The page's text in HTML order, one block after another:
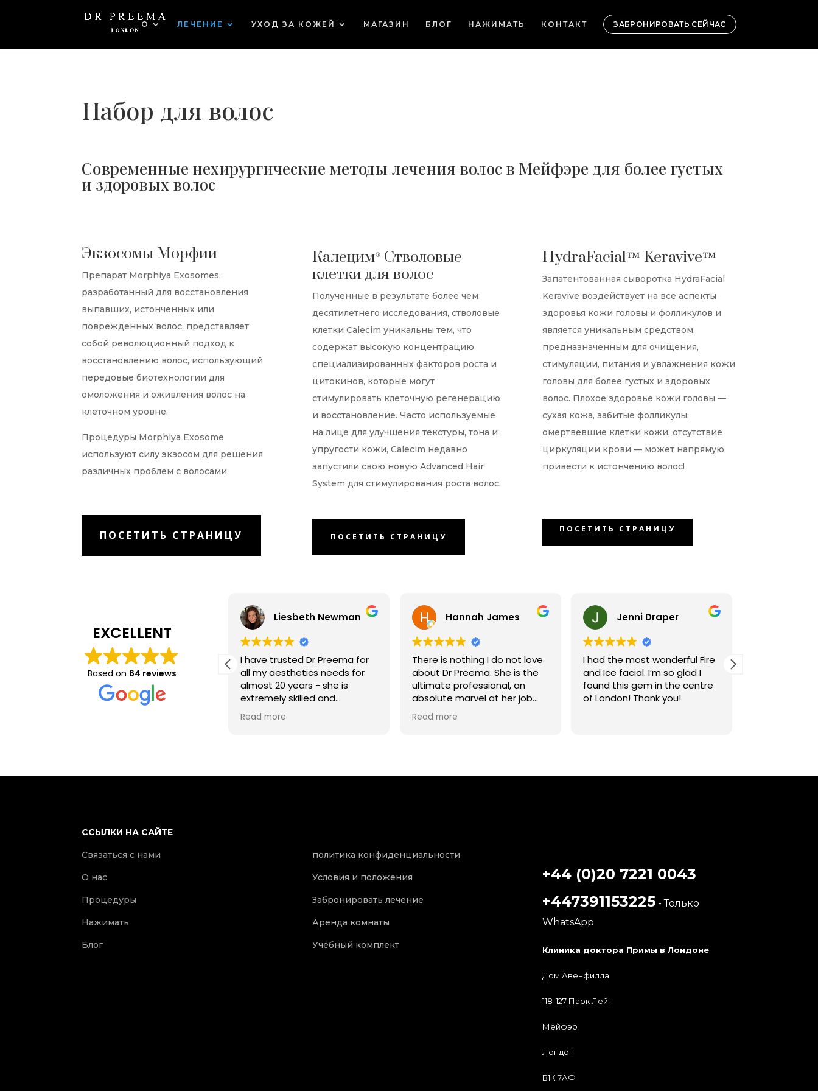
О ЛЕЧЕНИЕ УХОД ЗА КОЖЕЙ МАГАЗИН БЛОГ НАЖИМАТЬ КОНТАКТ ЗАБРОНИРОВАТЬ СЕЙЧАС
Набор для волос
Современные нехирургические методы лечения волос в Мейфэре для более густых
и здоровых волос
Экзосомы Морфии
Препарат Morphiya Exosomes,
разработанный для восстановления
выпавших, истонченных или
поврежденных волос, представляет
собой революционный подход к
восстановлению волос, использующий
передовые биотехнологии для
омоложения и оживления волос на
клеточном уровне.
Процедуры Morphiya Exosome
используют силу экзосом для решения
различных проблем с волосами.
ПОСЕТИТЬ СТРАНИЦУ
Калецим®Стволовые
клетки для волос
Полученные в результате более чем
десятилетнего исследования, стволовые
клетки Calecim уникальны тем, что
содержат высокую концентрацию
специализированных факторов роста и
цитокинов, которые могут
стимулировать клеточную регенерацию
и восстановление. Часто используемые
на лице для улучшения текстуры, тона и
упругости кожи, Calecim недавно
запустили свою новую Advanced Hair
System для стимулирования роста волос.
ПОСЕТИТЬ СТРАНИЦУ
HydraFacial™ Keravive™
Запатентованная сыворотка HydraFacial
Keravive воздействует на все аспекты
здоровья кожи головы и фолликулов и
является уникальным средством,
предназначенным для очищения,
стимуляции, питания и увлажнения кожи
головы для более густых и здоровых
волос. Плохое здоровье кожи головы —
сухая кожа, забитые фолликулы,
омертвевшие клетки кожи, отсутствие
циркуляции крови — может напрямую
привести к истончению волос!
ПОСЕТИТЬ СТРАНИЦУ
EXCELLENT
Based on 64 reviews
Dr Preema and her team are
genuinely the best there is or
can be. Nothing is ever too
much trouble and Dr Preema
Liesbeth Newman
I have trusted Dr Preema for
all my aesthetics needs for
almost 20 years - she is
extremely skilled and
knowledgeable, and stays up
to date with all new
Read more
Hannah James
There is nothing I do not love
about Dr Preema. She is the
ultimate professional, an
absolute marvel at her job
and a truly gorgeous person. I
trust her implicitly to do my
necessary. The staff who
journey’ with Myriam at the
knowledgeable and truly
improvements.
Read more
Jenni Draper
I had the most wonderful Fire
and Ice facial. I’m so glad I
found this gem in the centre
of London! Thank you!
ССЫЛКИ НА САЙТЕ
Связаться с нами
О нас
Процедуры
Нажимать
Блог
политика конфиденциальности
Условия и положения
Забронировать лечение
Аренда комнаты
Учебный комплект
+44 (0)20 7221 0043
+447391153225- Только
WhatsApp
Клиника доктора Примы в Лондоне
Дом Авенфилда
118-127 Парк Лейн
Мейфэр
Лондон
В1К 7АФ